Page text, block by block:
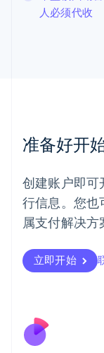
人必须代收
准备好开
创建账户即可
行信息。您也
属支付解决方
立即开始
罗马尼亚
墨西哥
Español
English
葡萄牙
Português
日本
瑞典
Svenska
瑞士
English
斯洛伐克